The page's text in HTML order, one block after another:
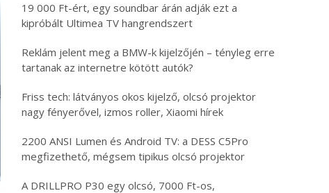
19 000 Ft-ért, egy soundbar árán adják ezt a
kipróbált Ultimea TV hangrendszert
Reklám jelent meg a BMW-k kijelzőjén – tényleg erre
tartanak az internetre kötött autók?
Friss tech: látványos okos kijelző, olcsó projektor
nagy fényerővel, izmos roller, Xiaomi hírek
2200 ANSI Lumen és Android TV: a DESS C5Pro
megfizethető, mégsem tipikus olcsó projektor
A DRILLPRO P30 egy olcsó, 7000 Ft-os,